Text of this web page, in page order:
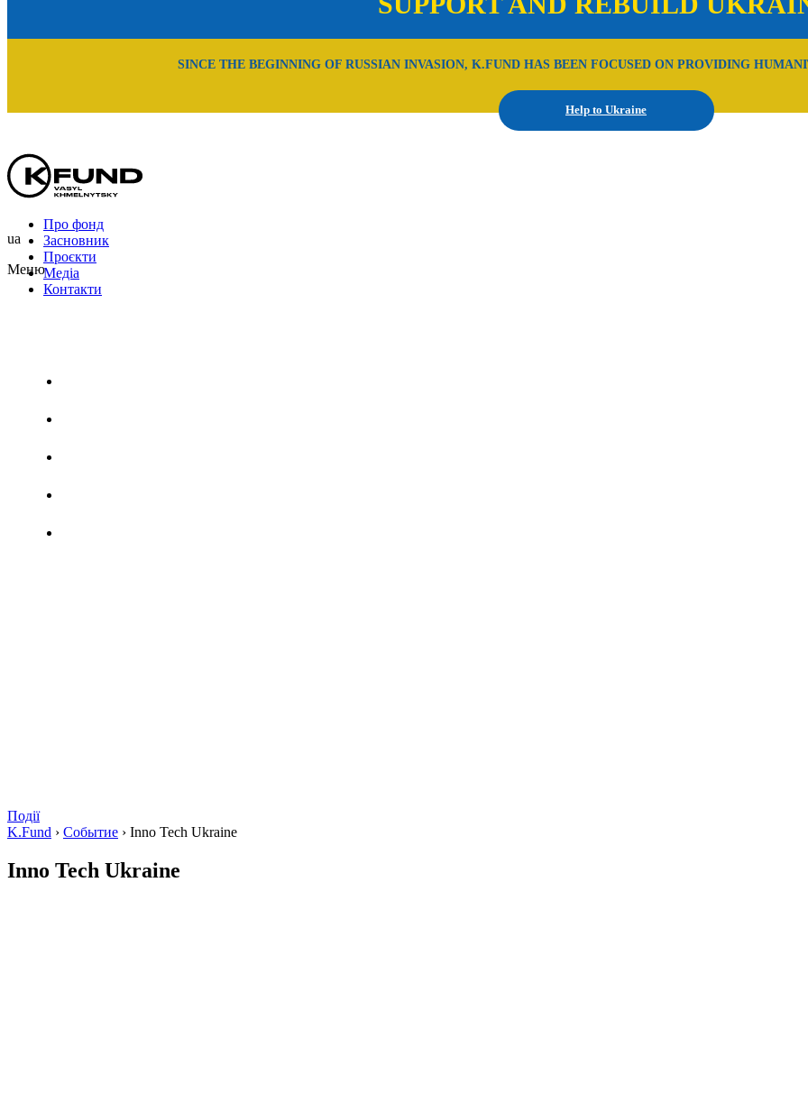
SINCE THE BEGINNING OF RUSSIAN INVASION, K.FUND HAS BEEN FOCUSED ON PROVIDING
Help to Ukraine
Про фонд
Засновник
Проєкти
Медіа
Контакти
ua
Меню
Події
K.Fund › Событие › Inno Tech Ukraine
Inno Tech Ukraine